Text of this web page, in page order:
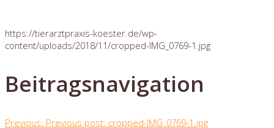
https://tierarztpraxis-koester.de/wp-
content/uploads/2018/11/cropped-IMG_0769-1.jpg
Beitragsnavigation
Previous: Previous post: cropped-IMG_0769-1.jpg